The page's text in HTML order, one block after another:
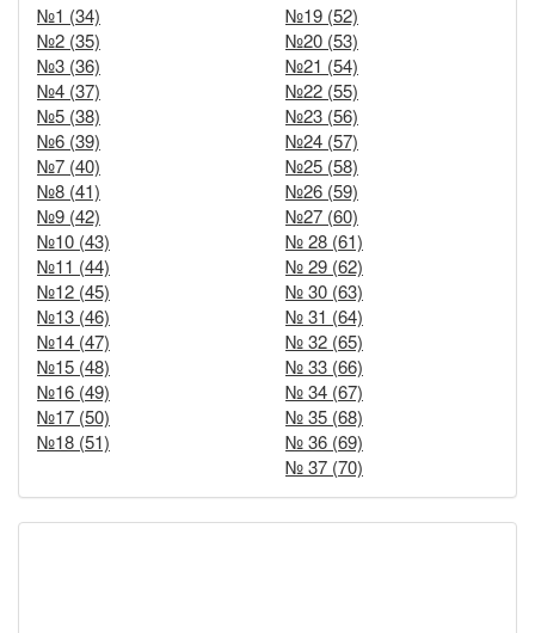
№1 (34)
№2 (35)
№3 (36)
№4 (37)
№5 (38)
№6 (39)
№7 (40)
№8 (41)
№9 (42)
№10 (43)
№11 (44)
№12 (45)
№13 (46)
№14 (47)
№15 (48)
№16 (49)
№17 (50)
№18 (51)
№19 (52)
№20 (53)
№21 (54)
№22 (55)
№23 (56)
№24 (57)
№25 (58)
№26 (59)
№27 (60)
№ 28 (61)
№ 29 (62)
№ 30 (63)
№ 31 (64)
№ 32 (65)
№ 33 (66)
№ 34 (67)
№ 35 (68)
№ 36 (69)
№ 37 (70)